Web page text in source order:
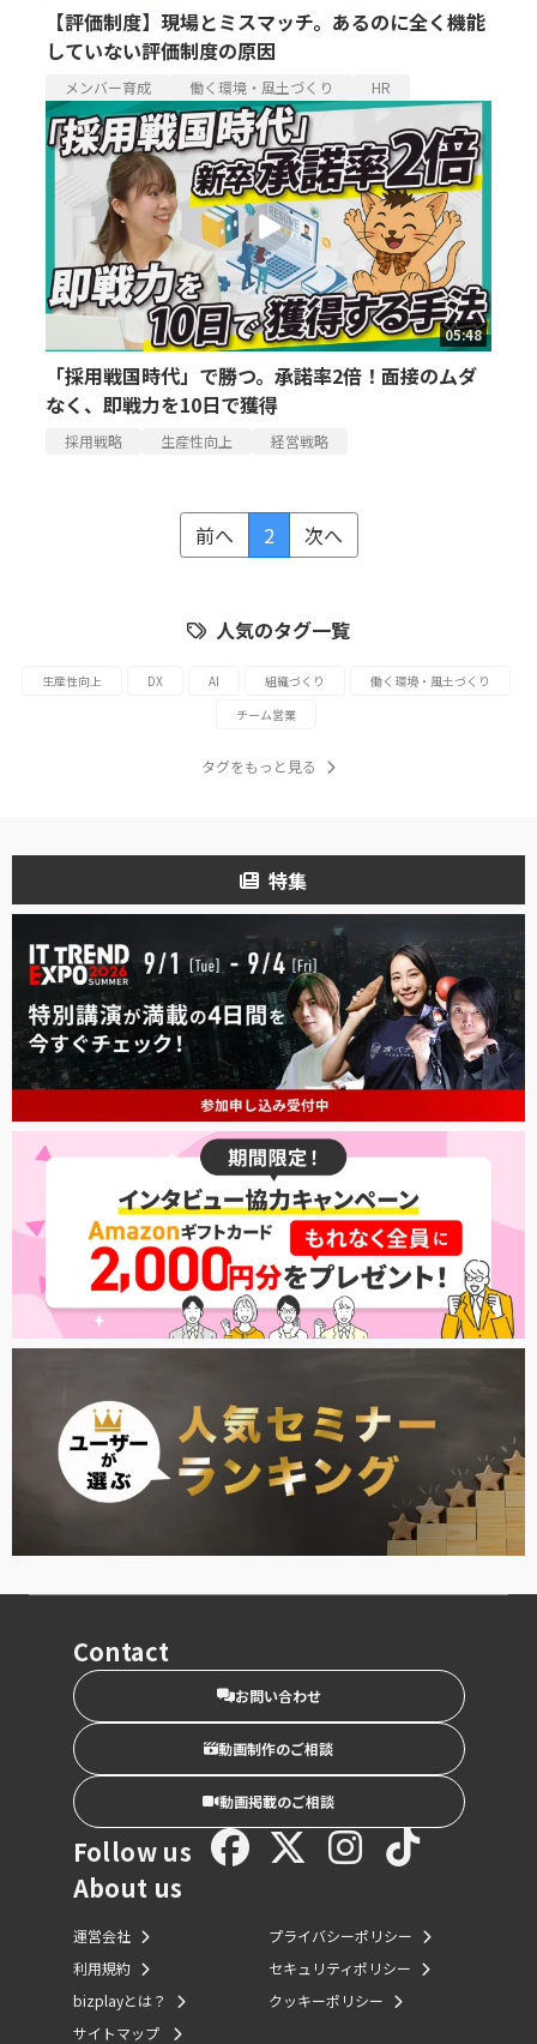
【評価制度】現場とミスマッチ。あるのに全く機能
していない評価制度の原因
メンバー育成 働く環境・風土づくり HR
05:48
「採用戦国時代」で勝つ。承諾率2倍！面接のムダ
なく、即戦力を10日で獲得
採用戦略 生産性向上 経営戦略
前へ 2 次へ
人気のタグ一覧
生産性向上 DX AI 組織づくり
働く環境・風土づくり
チーム営業
タグをもっと見る
特集
Contact
お問い合わせ
動画制作のご相談
動画掲載のご相談
Follow us
About us
運営会社
利用規約
bizplayとは？
サイトマップ
プライバシーポリシー
セキュリティポリシー
クッキーポリシー